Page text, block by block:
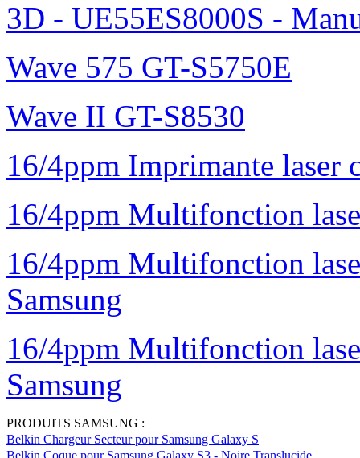
3D - UE55ES8000S -
Wave 575 GT-S5750E
Wave II GT-S8530
16/4ppm Imprimante laser
16/4ppm Multifonction
16/4ppm Multifonction
Samsung
16/4ppm Multifonction
Samsung
PRODUITS SAMSUNG :
Belkin Chargeur Secteur pour Samsung Galaxy S
Belkin Coque pour Samsung Galaxy S3 - Noire Translucide